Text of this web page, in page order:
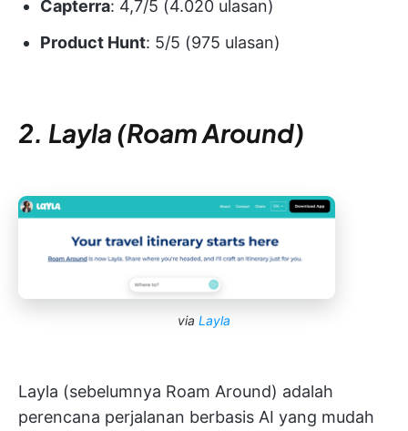
Capterra: 4,7/5 (4.020 ulasan)
Product Hunt: 5/5 (975 ulasan)
2. Layla (Roam Around)
via Layla
Layla (sebelumnya Roam Around) adalah
perencana perjalanan berbasis AI yang mudah